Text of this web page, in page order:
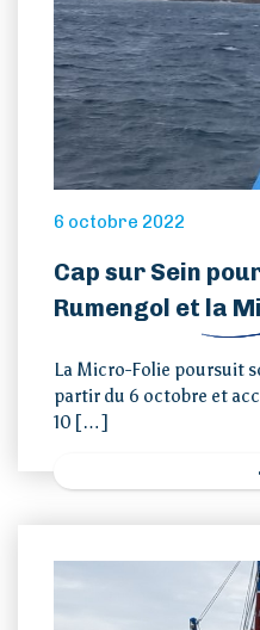
métropolitaines
6 octobre 2022
Cap sur Sein
Rumengol et la
La Micro-Folie poursuit
partir du 6 octobre et
10 […]